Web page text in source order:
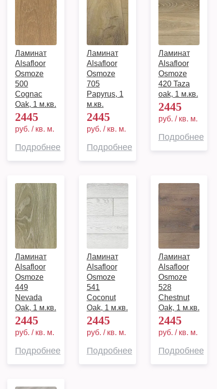
Ламинат
Alsafloor
Osmoze
500
Cognac
Oak, 1 м.кв.
2445
руб. / кв. м.
Подробнее
Ламинат
Alsafloor
Osmoze
705
Papyrus, 1
м.кв.
2445
руб. / кв. м.
Подробнее
Ламинат
Alsafloor
Osmoze
420 Taza
oak, 1 м.кв.
2445
руб. / кв. м.
Подробнее
Ламинат
Alsafloor
Osmoze
449
Nevada
Oak, 1 м.кв.
2445
руб. / кв. м.
Подробнее
Ламинат
Alsafloor
Osmoze
541
Coconut
Oak, 1 м.кв.
2445
руб. / кв. м.
Подробнее
Ламинат
Alsafloor
Osmoze
528
Chestnut
Oak, 1 м.кв.
2445
руб. / кв. м.
Подробнее